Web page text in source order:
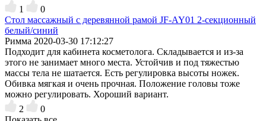
1
0
Стол массажный с деревянной рамой JF-AY01 2-секционный
белый/синий
Римма 2020-03-30 17:12:27
Подходит для кабинета косметолога. Складывается и из-за
этого не занимает много места. Устойчив и под тяжестью
массы тела не шатается. Есть регулировка высоты ножек.
Обивка мягкая и очень прочная. Положение головы тоже
можно регулировать. Хороший вариант.
2
0